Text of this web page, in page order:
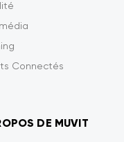
Connectés
DE MUVIT